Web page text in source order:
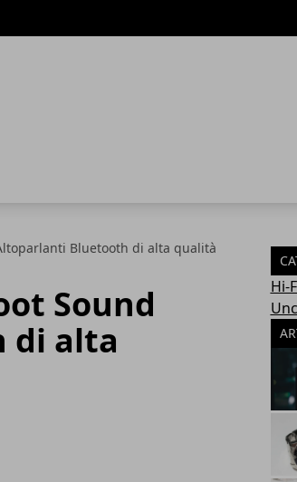
Bluetooth di alta qualità
Sound
di alta
Hi-